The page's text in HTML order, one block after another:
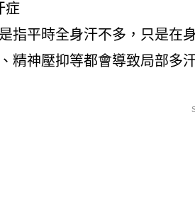
症
指平時全身汗不多，只是在
精神壓抑等都會導致局部多